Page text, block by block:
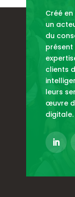
Créé en
un
du
présent
clients
leurs
œuvre
digitale.